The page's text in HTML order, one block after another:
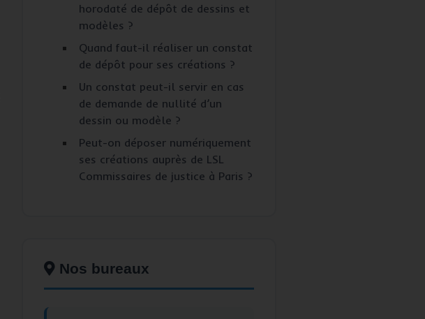
horodaté de dépôt de dessins et
modèles ?
Quand faut-il réaliser un constat
de dépôt pour ses créations ?
Un constat peut-il servir en cas
de demande de nullité d’un
dessin ou modèle ?
Peut-on déposer numériquement
ses créations auprès de LSL
Commissaires de justice à Paris ?
Nos bureaux